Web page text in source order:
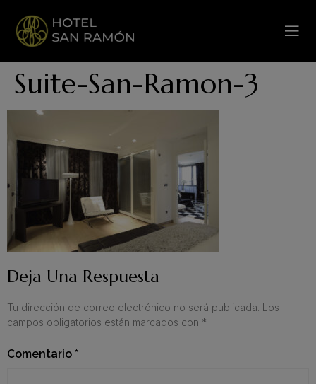
Suite-San-Ramon-3
Deja Una Respuesta
Tu dirección de correo electrónico no será publicada. Los
campos obligatorios están marcados con *
Comentario *